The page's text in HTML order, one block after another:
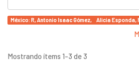
México: R, Antonio Isaac Gómez, Alicia Esponda,
Mostrando ítems 1-3 de 3